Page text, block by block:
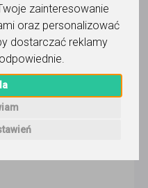
zainteresowanie
oraz personalizować
dostarczać reklamy
.